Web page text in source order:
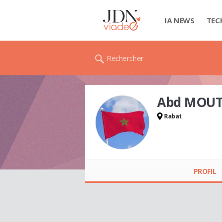
IA NEWS
Rechercher
Abd
Rabat
PROFIL